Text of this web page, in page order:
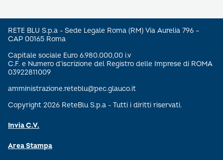
RETE BLU S.p.a - Sede Legale Roma (RM) Via Aurelia 796 –
CAP 00165 Roma
Capitale sociale Euro 6.980.000,00 i.v
C.F. e Numero d’iscrizione del Registro delle Imprese di ROMA
03922811009
amministrazione.reteblu@pec.glauco.it
Copyright 2026 ReteBlu S.p.a - Tutti i diritti riservati.
Invia C.V.
Area Stampa